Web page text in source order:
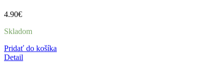
4.90€
Skladom
Pridať do košíka
Detail